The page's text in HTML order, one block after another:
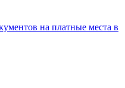
на платные места в